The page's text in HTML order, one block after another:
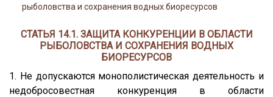
рыболовства и сохранения водных биоресурсов
СТАТЬЯ 14.1. ЗАЩИТА КОНКУРЕНЦИИ В ОБЛАСТИ
РЫБОЛОВСТВА И СОХРАНЕНИЯ ВОДНЫХ
БИОРЕСУРСОВ
1. Не допускаются монополистическая деятельность и
недобросовестная конкуренция в области